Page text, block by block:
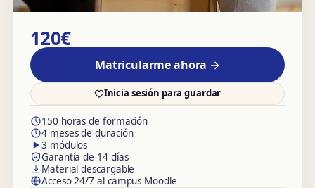
120€
Matricularme ahora →
Inicia sesión para guardar
150 horas de formación
4 meses de duración
3 módulos
Garantía de 14 días
Material descargable
Acceso 24/7 al campus Moodle